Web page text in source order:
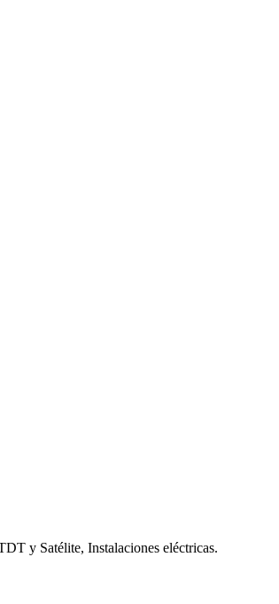
y Satélite, Instalaciones eléctricas.